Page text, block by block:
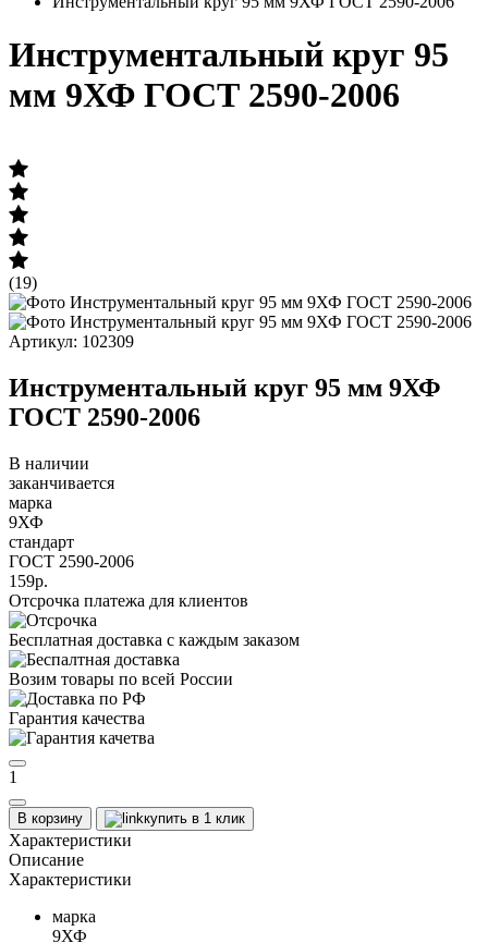
Инструментальный круг 95
мм 9ХФ ГОСТ 2590-2006
(19)
Артикул: 102309
Инструментальный круг 95 мм 9ХФ
ГОСТ 2590-2006
В наличии
заканчивается
марка
9ХФ
стандарт
ГОСТ 2590-2006
159р.
Отсрочка платежа для клиентов
Бесплатная доставка с каждым заказом
Возим товары по всей России
Гарантия качества
1
В корзину купить в 1 клик
Характеристики
Описание
Характеристики
марка
9ХФ